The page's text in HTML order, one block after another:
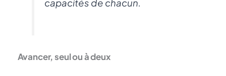
capacités de chacun.
Avancer, seul ou à deux